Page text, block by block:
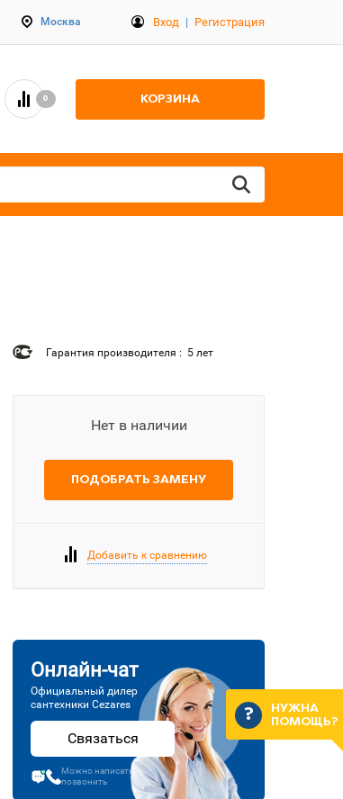
Москва Вход | Регистрация
0 КОРЗИНА
Гарантия производителя : 5 лет
Нет в наличии
ПОДОБРАТЬ ЗАМЕНУ
Добавить к сравнению
Онлайн-чат
Официальный дилер
сантехники Cezares
Связаться
Можно написать или
позвонить
НУЖНА
ПОМОЩЬ?